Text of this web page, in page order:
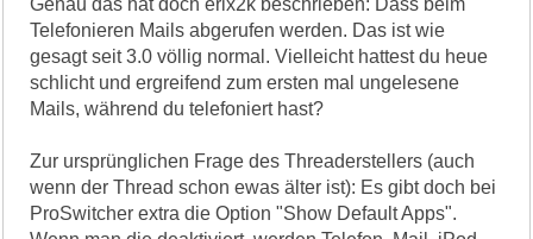
Telefonieren Mails abgerufen werden. Das ist wie
gesagt seit 3.0 völlig normal. Vielleicht hattest du heue
schlicht und ergreifend zum ersten mal ungelesene
Mails, während du telefoniert hast?
Zur ursprünglichen Frage des Threaderstellers (auch
wenn der Thread schon ewas älter ist): Es gibt doch bei
ProSwitcher extra die Option "Show Default Apps".